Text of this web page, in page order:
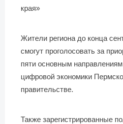
края»
Жители региона до конца
смогут проголосовать за
пяти основным
цифровой экономики
правительстве.
Также зарегистрированные